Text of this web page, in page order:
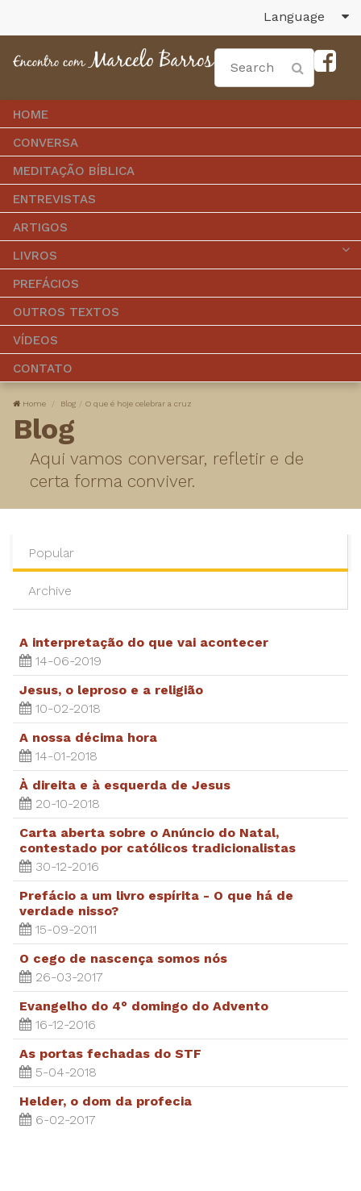
Language
HOME
CONVERSA
MEDITAÇÃO BÍBLICA
ENTREVISTAS
ARTIGOS
LIVROS
PREFÁCIOS
OUTROS TEXTOS
VÍDEOS
CONTATO
Home Blog O que é hoje celebrar a cruz
Blog
Aqui vamos conversar, refletir e de
certa forma conviver.
Popular
Archive
A interpretação do que vai acontecer
14-06-2019
Jesus, o leproso e a religião
10-02-2018
A nossa décima hora
14-01-2018
À direita e à esquerda de Jesus
20-10-2018
Carta aberta sobre o Anúncio do Natal,
contestado por católicos tradicionalistas
30-12-2016
Prefácio a um livro espírita - O que há de
verdade nisso?
15-09-2011
O cego de nascença somos nós
26-03-2017
Evangelho do 4° domingo do Advento
16-12-2016
As portas fechadas do STF
5-04-2018
Helder, o dom da profecia
6-02-2017